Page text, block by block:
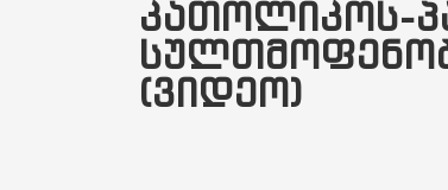
ᲙᲐᲗᲝᲚᲘᲙᲝᲡ-
(ᲕᲘᲓᲔᲝ)